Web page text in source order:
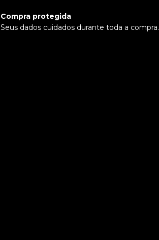
Compra protegida
Seus dados cuidados durante toda a compra.